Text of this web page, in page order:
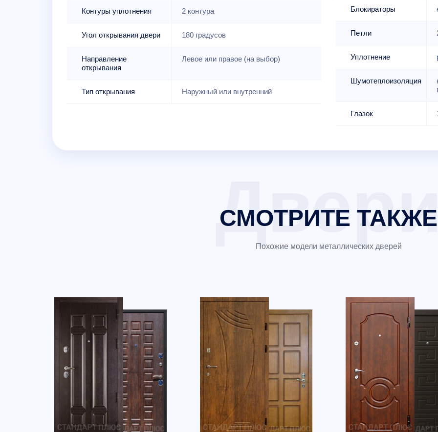
Контуры уплотнения 2 контура
Угол открывания двери 180 градусов
Направление
открывания
Левое или правое (на выбор)
Тип открывания Наружный или внутренний
Блокираторы
Петли
Уплотнение
Шумотеплоизоляция
Глазок
СМОТРИТЕ ТАКЖЕ
Похожие модели металлических дверей